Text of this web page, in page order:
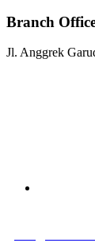
Branch
Jl. Anggrek